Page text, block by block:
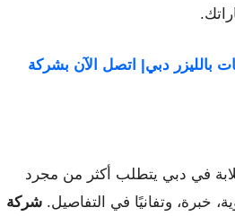
بالليزر دبي| اتصل الآن بشركة
في دبي يتطلب أكثر من مجرد
خبرة، وتفانيًا في التفاصيل. شركة